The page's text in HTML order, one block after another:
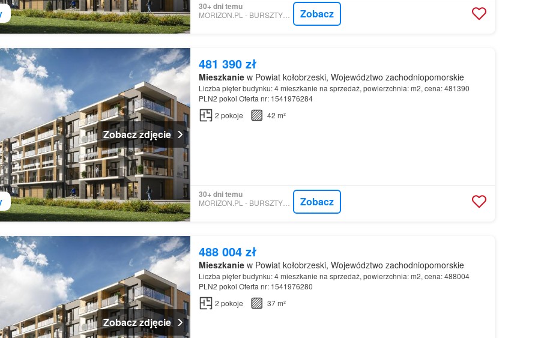
30+ dni temu
MORIZON.PL - BURSZTYNOWE SP. Z O.O. Zobacz
Zobacz zdjęcie
481 390 zł
Mieszkaniew Powiat kołobrzeski, Województwo zachodniopomorskie
Liczba pięter budynku: 4 mieszkanie na sprzedaż, powierzchnia: m2, cena: 481390
PLN2 pokoi Oferta nr: 1541976284
2 pokoje 42 m²
30+ dni temu
MORIZON.PL - BURSZTYNOWE SP. Z O.O. Zobacz
Zobacz zdjęcie
488 004 zł
Mieszkaniew Powiat kołobrzeski, Województwo zachodniopomorskie
Liczba pięter budynku: 4 mieszkanie na sprzedaż, powierzchnia: m2, cena: 488004
PLN2 pokoi Oferta nr: 1541976280
2 pokoje 37 m²